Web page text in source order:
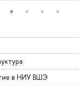
в НИУ ВШЭ